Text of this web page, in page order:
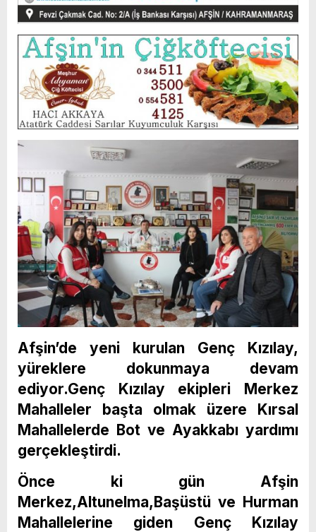
Afşin’de yeni kurulan Genç Kızılay,
yüreklere dokunmaya devam
ediyor.Genç Kızılay ekipleri Merkez
Mahalleler başta olmak üzere Kırsal
Mahallelerde Bot ve Ayakkabı yardımı
gerçekleştirdi.
Önce ki gün Afşin
Merkez,Altunelma,Başüstü ve Hurman
Mahallelerine giden Genç Kızılay